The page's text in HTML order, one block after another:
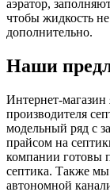
аэратор,
чтобы жидкость
дополнительно.
Наши
Интернет-магазин
производителя
модельный ряд с
прайсом на
компании готовы
септика. Также мы
автономной